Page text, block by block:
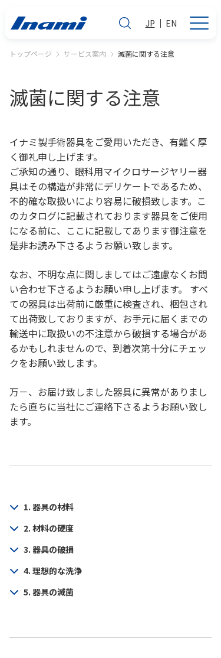
JP EN
トップページ サービス案内 滅菌に関する注意
滅菌に関する注意
イナミ製手術器具をご愛用いただき、有難く厚
く御礼申し上げます。
ご承知の通り、眼科用マイクロサージヤリー器
具はその構造が非常にデリケートであるため、
不的確な取扱いにより容易に破損致します。こ
のカタログに記載されております器具をご使用
になる前に、ここに記載してあります御注意を
是非お読み下さるようお願い致します。
なお、不明な点に関しましてはご遠慮なくお問
い合わせ下さるようお願い申し上げます。 すべ
ての器具は出荷前に厳重に検査され、梱包され
て出荷致しておりますが、お手元に届くまでの
輸送中に取扱いの不注意から破損する場合があ
るかもしれませんので、到着次第十分にチェッ
クをお願い致します。
万－、お届け致しました器具に異常がありまし
たら直ちに当社にご連絡下さるようお願い致し
ます。
1. 器具の材料
2. 材料の硬度
3. 器具の破損
4. 理想的な洗浄
5. 器具の滅菌